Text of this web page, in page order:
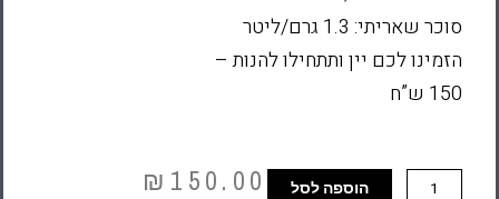
סוכר שאריתי: 1.3 גרם/ליטר
הזמינו לכם יין ותתחילו להנות –
150 ש”ח
הוספה לסל ₪ 150.00